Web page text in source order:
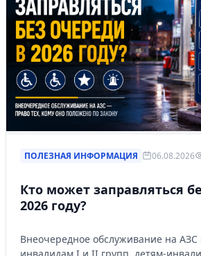
ПОЛЕЗНАЯ ИНФОРМАЦИЯ 06.08.2026
Кто может заправляться
2026 году?
Внеочередное обслуживание на